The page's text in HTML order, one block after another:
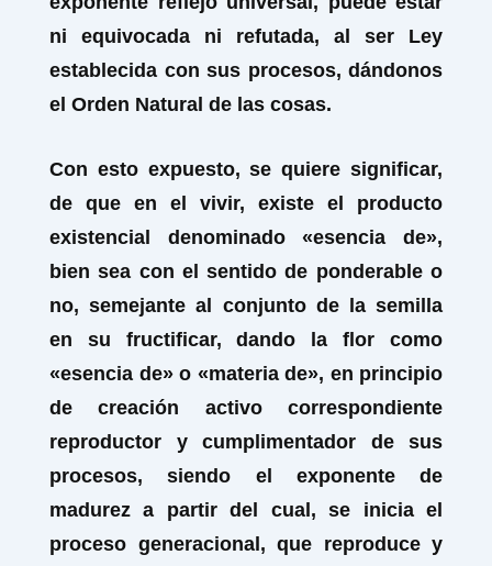
ni equivocada ni refutada, al ser Ley
establecida con sus procesos, dándonos
el Orden Natural de las cosas.
Con esto expuesto, se quiere significar,
de que en el vivir, existe el producto
existencial denominado «esencia de»,
bien sea con el sentido de ponderable o
no, semejante al conjunto de la semilla
en su fructificar, dando la flor como
«esencia de» o «materia de», en principio
de creación activo correspondiente
reproductor y cumplimentador de sus
procesos, siendo el exponente de
madurez a partir del cual, se inicia el
proceso generacional, que reproduce y